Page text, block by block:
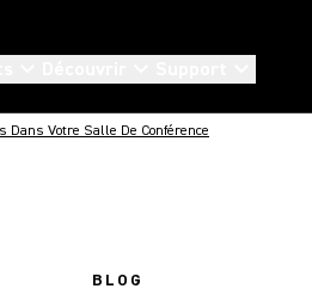
Dans Votre Salle De Conférence
BLOG